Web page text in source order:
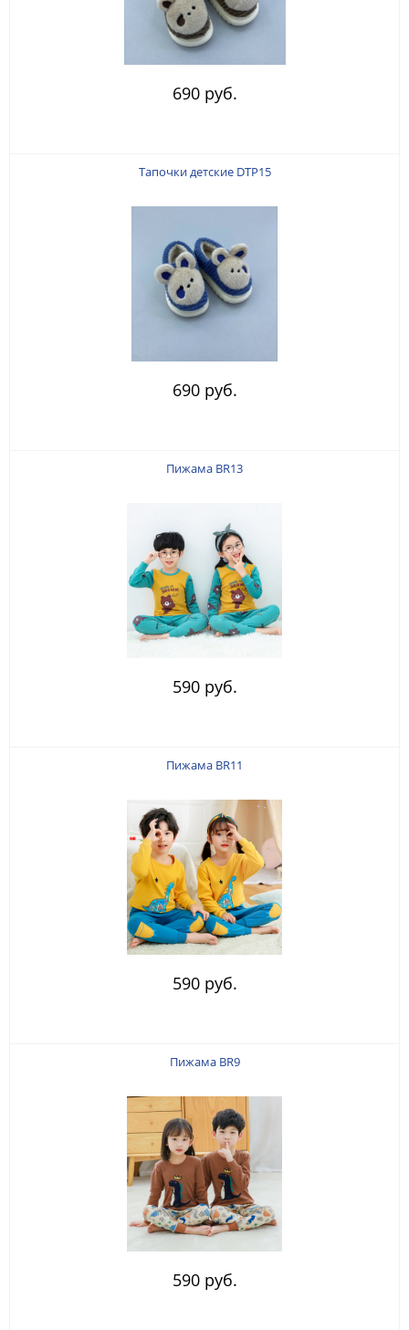
690 руб.
Тапочки детские DTP15
690 руб.
Пижама BR13
590 руб.
Пижама BR11
590 руб.
Пижама BR9
590 руб.